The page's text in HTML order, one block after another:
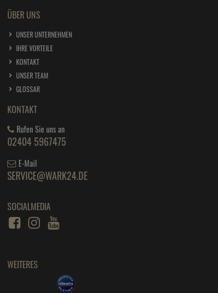
ÜBER UNS
UNSER UNTERNEHMEN
IHRE VORTEILE
KONTAKT
UNSER TEAM
GLOSSAR
KONTAKT
Rufen Sie uns an
02404 5967475
E-Mail
SERVICE@WARK24.DE
SOCIALMEDIA
WEITERES